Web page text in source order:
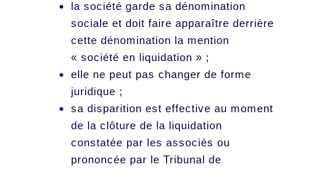
la société garde sa dénomination
sociale et doit faire apparaître derrière
cette dénomination la mention
« société en liquidation » ;
elle ne peut pas changer de forme
juridique ;
sa disparition est effective au moment
de la clôture de la liquidation
constatée par les associés ou
prononcée par le Tribunal de